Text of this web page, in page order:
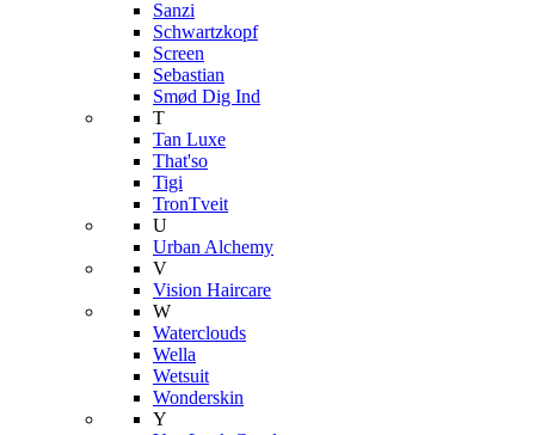
Sanzi
Schwartzkopf
Screen
Sebastian
Smød Dig Ind
T
Tan Luxe
That'so
Tigi
TronTveit
U
Urban Alchemy
V
Vision Haircare
W
Waterclouds
Wella
Wetsuit
Wonderskin
Y